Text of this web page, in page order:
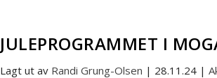
JULEPROGRAMMET I
Lagt ut av Randi Grung-Olsen | 28.11.24 |